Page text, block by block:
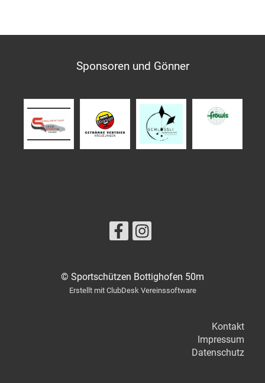
Sponsoren und Gönner
© Sportschützen Bottighofen 50m
Erstellt mit ClubDesk Vereinssoftware
Kontakt
Impressum
Datenschutz